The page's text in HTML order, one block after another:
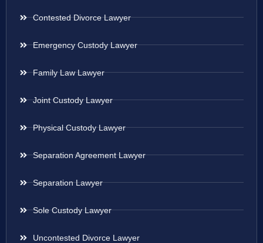
Contested Divorce Lawyer
Emergency Custody Lawyer
Family Law Lawyer
Joint Custody Lawyer
Physical Custody Lawyer
Separation Agreement Lawyer
Separation Lawyer
Sole Custody Lawyer
Uncontested Divorce Lawyer